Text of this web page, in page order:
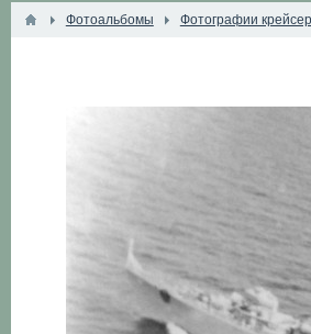
Фотоальбомы Фотографии